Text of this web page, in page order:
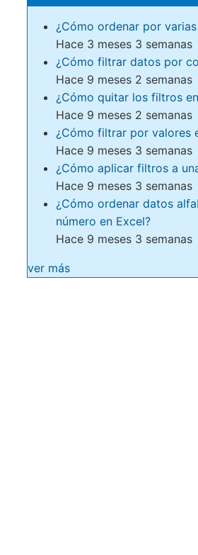
¿Cómo ordenar por
Hace 3 meses 3 semanas
¿Cómo filtrar datos por
Hace 9 meses 2 semanas
¿Cómo quitar los filtros
Hace 9 meses 2 semanas
¿Cómo filtrar por valores
Hace 9 meses 3 semanas
¿Cómo aplicar filtros a
Hace 9 meses 3 semanas
¿Cómo ordenar datos
número en Excel?
Hace 9 meses 3 semanas
ver más